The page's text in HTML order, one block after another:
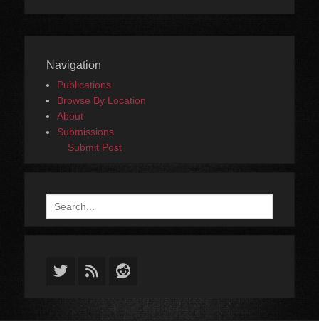
Navigation
Publications
Browse By Location
About
Submissions
Submit Post
Search
for:
Twitter
FeedReddit